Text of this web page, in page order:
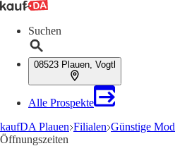
Suchen
08523 Plauen, Vogtl
Alle Prospekte
kaufDA Plauen Filialen Günstige
Öffnungszeiten